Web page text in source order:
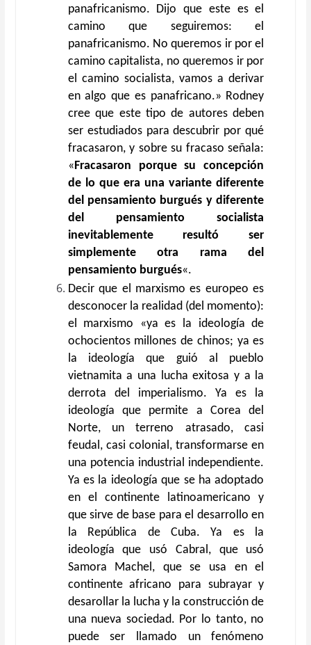
panafricanismo. Dijo que este es el
camino que seguiremos: el
panafricanismo. No queremos ir por el
camino capitalista, no queremos ir por
el camino socialista, vamos a derivar
en algo que es panafricano.» Rodney
cree que este tipo de autores deben
ser estudiados para descubrir por qué
fracasaron, y sobre su fracaso señala:
«Fracasaron porque su concepción
de lo que era una variante diferente
del pensamiento burgués y diferente
del pensamiento socialista
inevitablemente resultó ser
simplemente otra rama del
pensamiento burgués«.
Decir que el marxismo es europeo es
desconocer la realidad (del momento):
el marxismo «ya es la ideología de
ochocientos millones de chinos; ya es
la ideología que guió al pueblo
vietnamita a una lucha exitosa y a la
derrota del imperialismo. Ya es la
ideología que permite a Corea del
Norte, un terreno atrasado, casi
feudal, casi colonial, transformarse en
una potencia industrial independiente.
Ya es la ideología que se ha adoptado
en el continente latinoamericano y
que sirve de base para el desarrollo en
la República de Cuba. Ya es la
ideología que usó Cabral, que usó
Samora Machel, que se usa en el
continente africano para subrayar y
desarollar la lucha y la construcción de
una nueva sociedad. Por lo tanto, no
puede ser llamado un fenómeno